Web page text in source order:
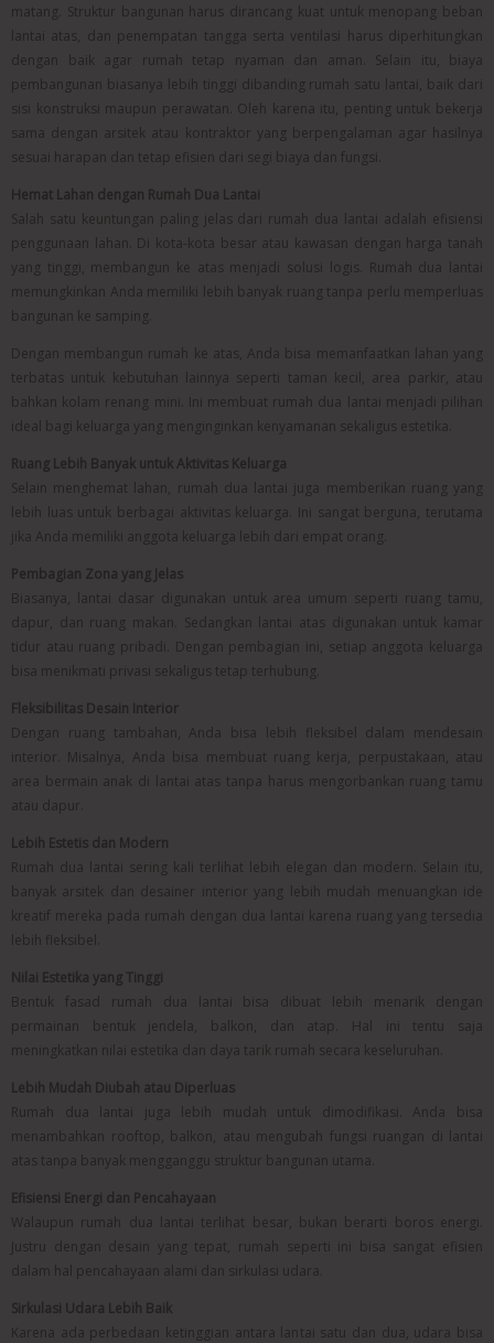
matang. Struktur bangunan harus dirancang kuat untuk menopang beban
lantai atas, dan penempatan tangga serta ventilasi harus diperhitungkan
dengan baik agar rumah tetap nyaman dan aman. Selain itu, biaya
pembangunan biasanya lebih tinggi dibanding rumah satu lantai, baik dari
sisi konstruksi maupun perawatan. Oleh karena itu, penting untuk bekerja
sama dengan arsitek atau kontraktor yang berpengalaman agar hasilnya
sesuai harapan dan tetap efisien dari segi biaya dan fungsi.
Hemat Lahan dengan Rumah Dua Lantai
Salah satu keuntungan paling jelas dari rumah dua lantai adalah efisiensi
penggunaan lahan. Di kota-kota besar atau kawasan dengan harga tanah
yang tinggi, membangun ke atas menjadi solusi logis. Rumah dua lantai
memungkinkan Anda memiliki lebih banyak ruang tanpa perlu memperluas
bangunan ke samping.
Dengan membangun rumah ke atas, Anda bisa memanfaatkan lahan yang
terbatas untuk kebutuhan lainnya seperti taman kecil, area parkir, atau
bahkan kolam renang mini. Ini membuat rumah dua lantai menjadi pilihan
ideal bagi keluarga yang menginginkan kenyamanan sekaligus estetika.
Ruang Lebih Banyak untuk Aktivitas Keluarga
Selain menghemat lahan, rumah dua lantai juga memberikan ruang yang
lebih luas untuk berbagai aktivitas keluarga. Ini sangat berguna, terutama
jika Anda memiliki anggota keluarga lebih dari empat orang.
Pembagian Zona yang Jelas
Biasanya, lantai dasar digunakan untuk area umum seperti ruang tamu,
dapur, dan ruang makan. Sedangkan lantai atas digunakan untuk kamar
tidur atau ruang pribadi. Dengan pembagian ini, setiap anggota keluarga
bisa menikmati privasi sekaligus tetap terhubung.
Fleksibilitas Desain Interior
Dengan ruang tambahan, Anda bisa lebih fleksibel dalam mendesain
interior. Misalnya, Anda bisa membuat ruang kerja, perpustakaan, atau
area bermain anak di lantai atas tanpa harus mengorbankan ruang tamu
atau dapur.
Lebih Estetis dan Modern
Rumah dua lantai sering kali terlihat lebih elegan dan modern. Selain itu,
banyak arsitek dan desainer interior yang lebih mudah menuangkan ide
kreatif mereka pada rumah dengan dua lantai karena ruang yang tersedia
lebih fleksibel.
Nilai Estetika yang Tinggi
Bentuk fasad rumah dua lantai bisa dibuat lebih menarik dengan
permainan bentuk jendela, balkon, dan atap. Hal ini tentu saja
meningkatkan nilai estetika dan daya tarik rumah secara keseluruhan.
Lebih Mudah Diubah atau Diperluas
Rumah dua lantai juga lebih mudah untuk dimodifikasi. Anda bisa
menambahkan rooftop, balkon, atau mengubah fungsi ruangan di lantai
atas tanpa banyak mengganggu struktur bangunan utama.
Efisiensi Energi dan Pencahayaan
Walaupun rumah dua lantai terlihat besar, bukan berarti boros energi.
Justru dengan desain yang tepat, rumah seperti ini bisa sangat efisien
dalam hal pencahayaan alami dan sirkulasi udara.
Sirkulasi Udara Lebih Baik
Karena ada perbedaan ketinggian antara lantai satu dan dua, udara bisa